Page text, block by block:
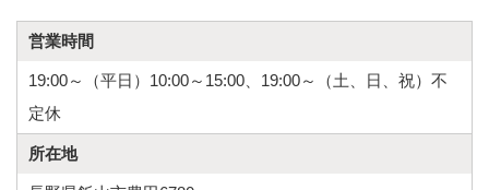
営業時間
19:00～（平日）10:00～15:00、19:00～（土、日、祝）不
定休
所在地